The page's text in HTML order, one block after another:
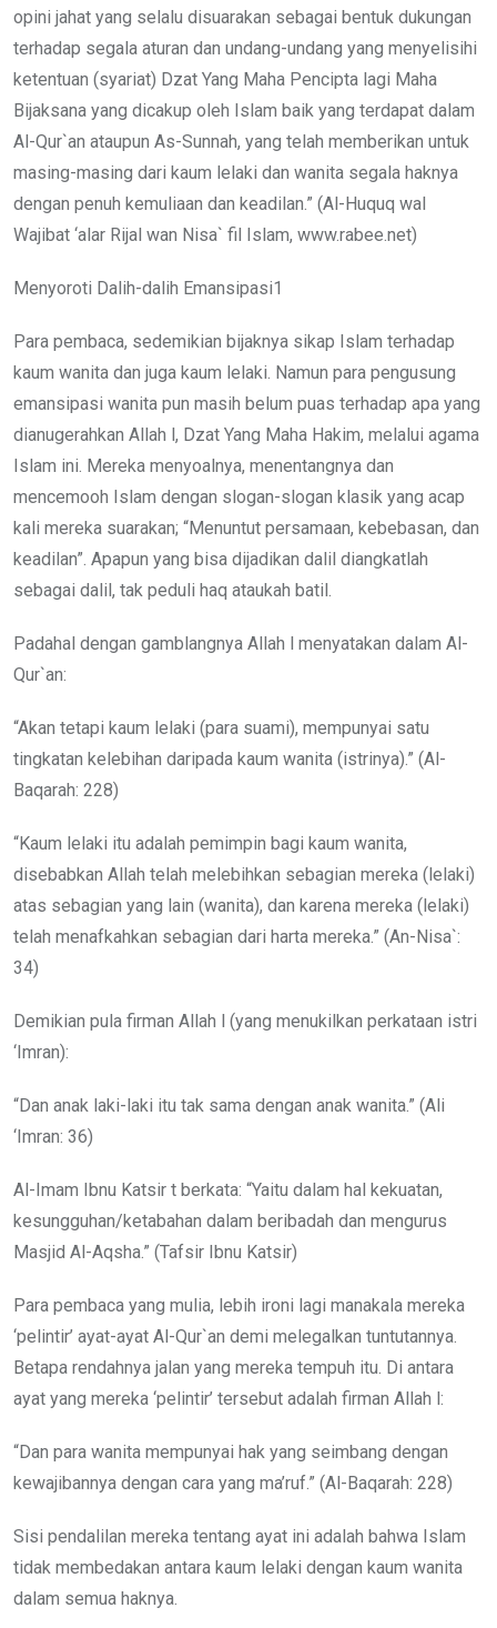
opini jahat yang selalu disuarakan sebagai bentuk dukungan
terhadap segala aturan dan undang-undang yang menyelisihi
ketentuan (syariat) Dzat Yang Maha Pencipta lagi Maha
Bijaksana yang dicakup oleh Islam baik yang terdapat dalam
Al-Qur`an ataupun As-Sunnah, yang telah memberikan untuk
masing-masing dari kaum lelaki dan wanita segala haknya
dengan penuh kemuliaan dan keadilan.” (Al-Huquq wal
Wajibat ‘alar Rijal wan Nisa` fil Islam, www.rabee.net)
Menyoroti Dalih-dalih Emansipasi1
Para pembaca, sedemikian bijaknya sikap Islam terhadap
kaum wanita dan juga kaum lelaki. Namun para pengusung
emansipasi wanita pun masih belum puas terhadap apa yang
dianugerahkan Allah l, Dzat Yang Maha Hakim, melalui agama
Islam ini. Mereka menyoalnya, menentangnya dan
mencemooh Islam dengan slogan-slogan klasik yang acap
kali mereka suarakan; “Menuntut persamaan, kebebasan, dan
keadilan”. Apapun yang bisa dijadikan dalil diangkatlah
sebagai dalil, tak peduli haq ataukah batil.
Padahal dengan gamblangnya Allah l menyatakan dalam Al-
Qur`an:
“Akan tetapi kaum lelaki (para suami), mempunyai satu
tingkatan kelebihan daripada kaum wanita (istrinya).” (Al-
Baqarah: 228)
“Kaum lelaki itu adalah pemimpin bagi kaum wanita,
disebabkan Allah telah melebihkan sebagian mereka (lelaki)
atas sebagian yang lain (wanita), dan karena mereka (lelaki)
telah menafkahkan sebagian dari harta mereka.” (An-Nisa`:
34)
Demikian pula firman Allah l (yang menukilkan perkataan istri
‘Imran):
“Dan anak laki-laki itu tak sama dengan anak wanita.” (Ali
‘Imran: 36)
Al-Imam Ibnu Katsir t berkata: “Yaitu dalam hal kekuatan,
kesungguhan/ketabahan dalam beribadah dan mengurus
Masjid Al-Aqsha.” (Tafsir Ibnu Katsir)
Para pembaca yang mulia, lebih ironi lagi manakala mereka
‘pelintir’ ayat-ayat Al-Qur`an demi melegalkan tuntutannya.
Betapa rendahnya jalan yang mereka tempuh itu. Di antara
ayat yang mereka ‘pelintir’ tersebut adalah firman Allah l:
“Dan para wanita mempunyai hak yang seimbang dengan
kewajibannya dengan cara yang ma’ruf.” (Al-Baqarah: 228)
Sisi pendalilan mereka tentang ayat ini adalah bahwa Islam
tidak membedakan antara kaum lelaki dengan kaum wanita
dalam semua haknya.